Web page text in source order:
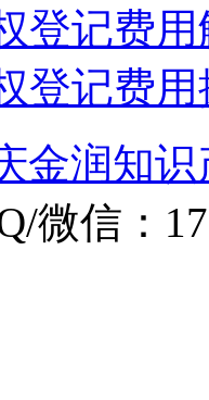
登记费用
登记费用
金润知
微信：